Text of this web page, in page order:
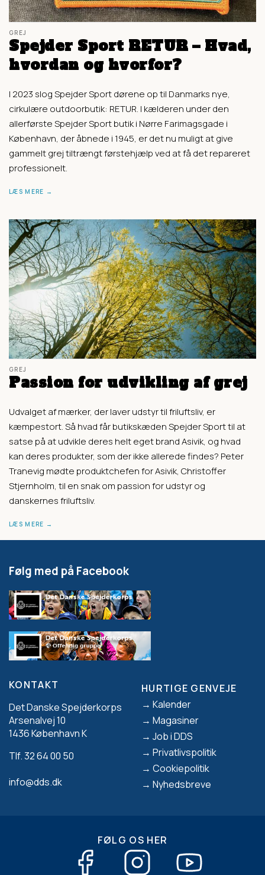
GREJ
Spejder Sport RETUR – Hvad,
hvordan og hvorfor?
I 2023 slog Spejder Sport dørene op til Danmarks nye,
cirkulære outdoorbutik: RETUR. I kælderen under den
allerførste Spejder Sport butik i Nørre Farimagsgade i
København, der åbnede i 1945, er det nu muligt at give
gammelt grej tiltrængt førstehjælp ved at få det repareret
professionelt.
LÆS MERE
GREJ
Passion for udvikling af grej
Udvalget af mærker, der laver udstyr til friluftsliv, er
kæmpestort. Så hvad får butikskæden Spejder Sport til at
satse på at udvikle deres helt eget brand Asivik, og hvad
kan deres produkter, som der ikke allerede findes? Peter
Tranevig mødte produktchefen for Asivik, Christoffer
Stjernholm, til en snak om passion for udstyr og
danskernes friluftsliv.
LÆS MERE
Følg med på Facebook
KONTAKT
Det Danske Spejderkorps
Arsenalvej 10
1436 København K
Tlf. 32 64 00 50
info@dds.dk
Footer
HURTIGE GENVEJE
Kalender
Magasiner
Job i DDS
Privatlivspolitik
Cookiepolitik
Nyhedsbreve
FØLG OS HER